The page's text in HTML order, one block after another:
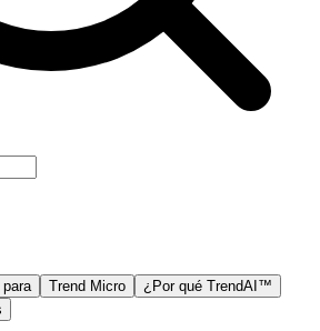
Trend Micro
¿Por qué TrendAI™